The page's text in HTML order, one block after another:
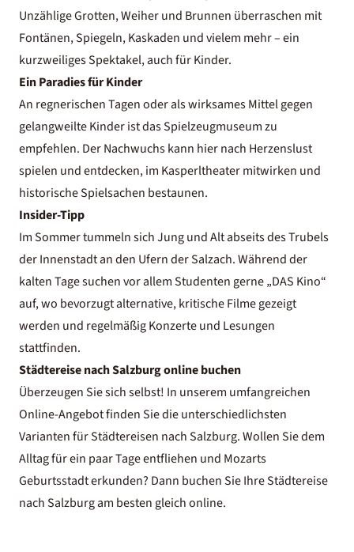
Unzählige Grotten, Weiher und Brunnen überraschen mit
Fontänen, Spiegeln, Kaskaden und vielem mehr – ein
kurzweiliges Spektakel, auch für Kinder.
Ein Paradies für Kinder
An regnerischen Tagen oder als wirksames Mittel gegen
gelangweilte Kinder ist das Spielzeugmuseum zu
empfehlen. Der Nachwuchs kann hier nach Herzenslust
spielen und entdecken, im Kasperltheater mitwirken und
historische Spielsachen bestaunen.
Insider-Tipp
Im Sommer tummeln sich Jung und Alt abseits des Trubels
der Innenstadt an den Ufern der Salzach. Während der
kalten Tage suchen vor allem Studenten gerne „DAS Kino“
auf, wo bevorzugt alternative, kritische Filme gezeigt
werden und regelmäßig Konzerte und Lesungen
stattfinden.
Städtereise nach Salzburg online buchen
Überzeugen Sie sich selbst! In unserem umfangreichen
Online-Angebot finden Sie die unterschiedlichsten
Varianten für Städtereisen nach Salzburg. Wollen Sie dem
Alltag für ein paar Tage entfliehen und Mozarts
Geburtsstadt erkunden? Dann buchen Sie Ihre Städtereise
nach Salzburg am besten gleich online.